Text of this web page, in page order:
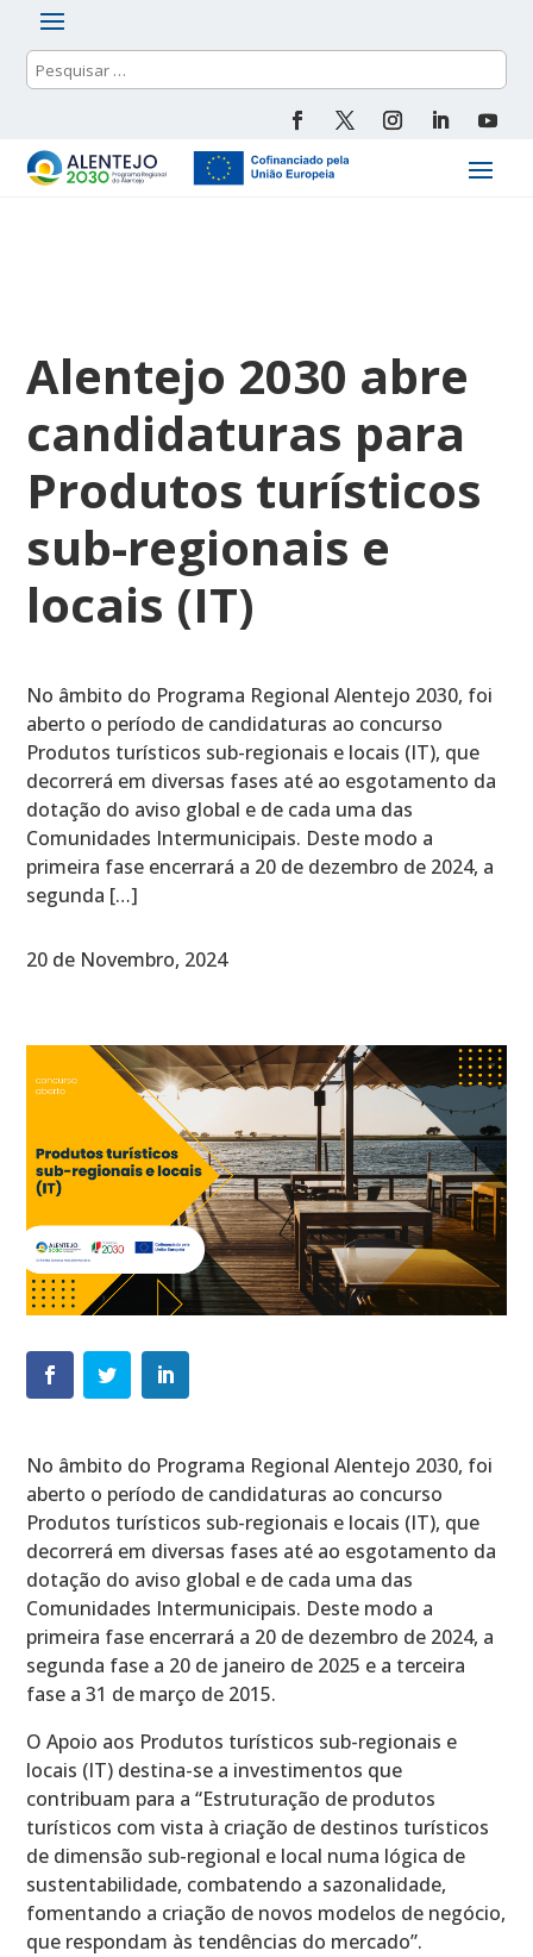
Alentejo 2030 abre
candidaturas para
Produtos turísticos
sub-regionais e
locais (IT)
No âmbito do Programa Regional Alentejo 2030, foi
aberto o período de candidaturas ao concurso
Produtos turísticos sub-regionais e locais (IT), que
decorrerá em diversas fases até ao esgotamento da
dotação do aviso global e de cada uma das
Comunidades Intermunicipais. Deste modo a
primeira fase encerrará a 20 de dezembro de 2024, a
segunda […]
20 de Novembro, 2024
No âmbito do Programa Regional Alentejo 2030, foi
aberto o período de candidaturas ao concurso
Produtos turísticos sub-regionais e locais (IT), que
decorrerá em diversas fases até ao esgotamento da
dotação do aviso global e de cada uma das
Comunidades Intermunicipais. Deste modo a
primeira fase encerrará a 20 de dezembro de 2024, a
segunda fase a 20 de janeiro de 2025 e a terceira
fase a 31 de março de 2015.
O Apoio aos Produtos turísticos sub-regionais e
locais (IT) destina-se a investimentos que
contribuam para a “Estruturação de produtos
turísticos com vista à criação de destinos turísticos
de dimensão sub-regional e local numa lógica de
sustentabilidade, combatendo a sazonalidade,
fomentando a criação de novos modelos de negócio,
que respondam às tendências do mercado”.